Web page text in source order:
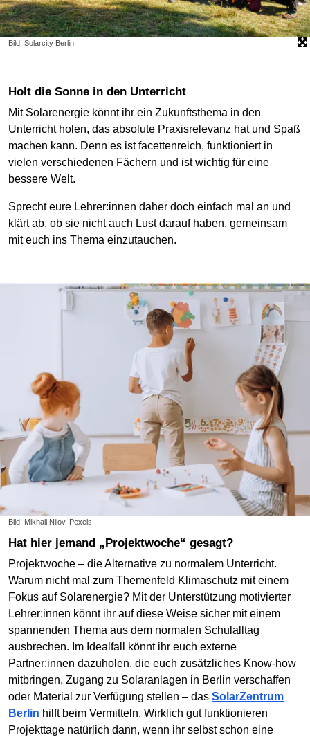
Bild: Solarcity Berlin
Holt die Sonne in den Unterricht
Mit Solarenergie könnt ihr ein Zukunftsthema in den
Unterricht holen, das absolute Praxisrelevanz hat und Spaß
machen kann. Denn es ist facettenreich, funktioniert in
vielen verschiedenen Fächern und ist wichtig für eine
bessere Welt.
Sprecht eure Lehrer:innen daher doch einfach mal an und
klärt ab, ob sie nicht auch Lust darauf haben, gemeinsam
mit euch ins Thema einzutauchen.
Bild: Mikhail Nilov, Pexels
Hat hier jemand „Projektwoche“ gesagt?
Projektwoche – die Alternative zu normalem Unterricht.
Warum nicht mal zum Themenfeld Klimaschutz mit einem
Fokus auf Solarenergie? Mit der Unterstützung motivierter
Lehrer:innen könnt ihr auf diese Weise sicher mit einem
spannenden Thema aus dem normalen Schulalltag
ausbrechen. Im Idealfall könnt ihr euch externe
Partner:innen dazuholen, die euch zusätzliches Know-how
mitbringen, Zugang zu Solaranlagen in Berlin verschaffen
oder Material zur Verfügung stellen – das SolarZentrum
Berlin hilft beim Vermitteln. Wirklich gut funktionieren
Projekttage natürlich dann, wenn ihr selbst schon eine